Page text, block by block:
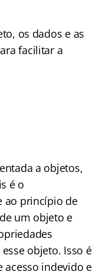
os dados e as
facilitar a
a objetos,
é o
ao princípio de
um objeto e
objeto. Isso é
acesso indevido e